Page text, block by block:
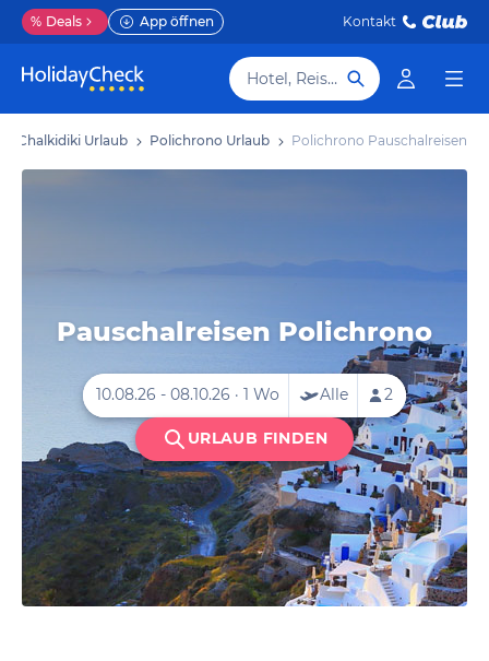
% Deals App öffnen Kontakt
Hotel, Reiseziel
Chalkidiki Urlaub Polichrono Urlaub Polichrono Pauschalreisen
Pauschalreisen Polichrono